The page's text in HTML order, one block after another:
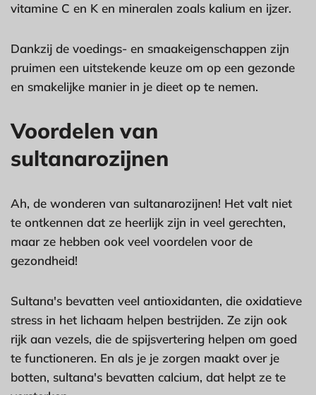
vitamine C en K en mineralen zoals kalium en ijzer.
Dankzij de voedings- en smaakeigenschappen zijn
pruimen een uitstekende keuze om op een gezonde
en smakelijke manier in je dieet op te nemen.
Voordelen van
sultanarozijnen
Ah, de wonderen van sultanarozijnen! Het valt niet
te ontkennen dat ze heerlijk zijn in veel gerechten,
maar ze hebben ook veel voordelen voor de
gezondheid!
Sultana's bevatten veel antioxidanten, die oxidatieve
stress in het lichaam helpen bestrijden. Ze zijn ook
rijk aan vezels, die de spijsvertering helpen om goed
te functioneren. En als je je zorgen maakt over je
botten, sultana's bevatten calcium, dat helpt ze te